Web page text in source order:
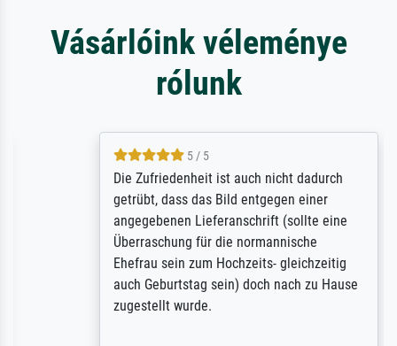
Vásárlóink véleménye
rólunk
5 / 5
Die Zufriedenheit ist auch nicht dadurch
getrübt, dass das Bild entgegen einer
angegebenen Lieferanschrift (sollte eine
Überraschung für die normannische
Ehefrau sein zum Hochzeits- gleichzeitig
auch Geburtstag sein) doch nach zu Hause
zugestellt wurde.